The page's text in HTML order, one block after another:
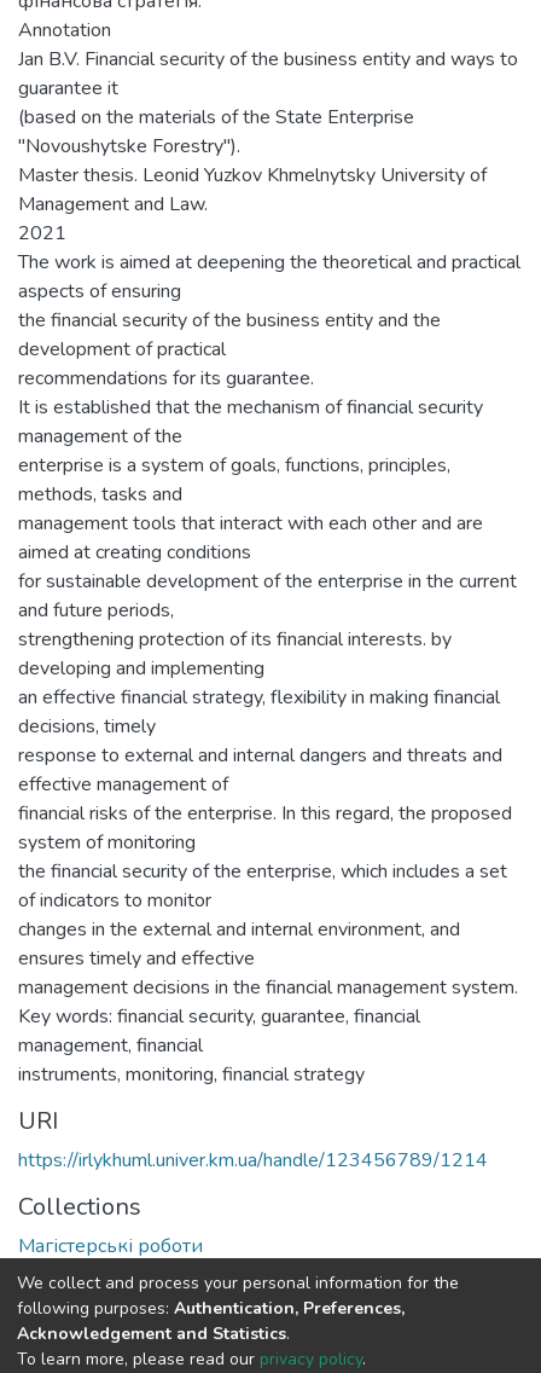
Annotation
Jan B.V. Financial security of the business entity and ways to
guarantee it
(based on the materials of the State Enterprise
"Novoushytske Forestry").
Master thesis. Leonid Yuzkov Khmelnytsky University of
Management and Law.
2021
The work is aimed at deepening the theoretical and practical
aspects of ensuring
the financial security of the business entity and the
development of practical
recommendations for its guarantee.
It is established that the mechanism of financial security
management of the
enterprise is a system of goals, functions, principles,
methods, tasks and
management tools that interact with each other and are
aimed at creating conditions
for sustainable development of the enterprise in the current
and future periods,
strengthening protection of its financial interests. by
developing and implementing
an effective financial strategy, flexibility in making financial
decisions, timely
response to external and internal dangers and threats and
effective management of
financial risks of the enterprise. In this regard, the proposed
system of monitoring
the financial security of the enterprise, which includes a set
of indicators to monitor
changes in the external and internal environment, and
ensures timely and effective
management decisions in the financial management system.
Key words: financial security, guarantee, financial
management, financial
instruments, monitoring, financial strategy
URI
https://irlykhuml.univer.km.ua/handle/123456789/1214
Collections
Магістерські роботи
Full item page
We collect and process your personal information for the
following purposes: Authentication, Preferences,
Acknowledgement and Statistics.
To learn more, please read our privacy policy.